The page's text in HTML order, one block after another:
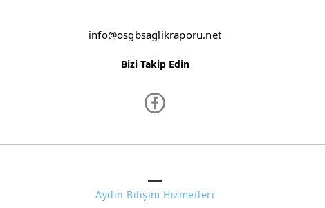
info@osgbsaglikraporu.net
Bizi Takip Edin
Aydın Bilişim Hizmetleri